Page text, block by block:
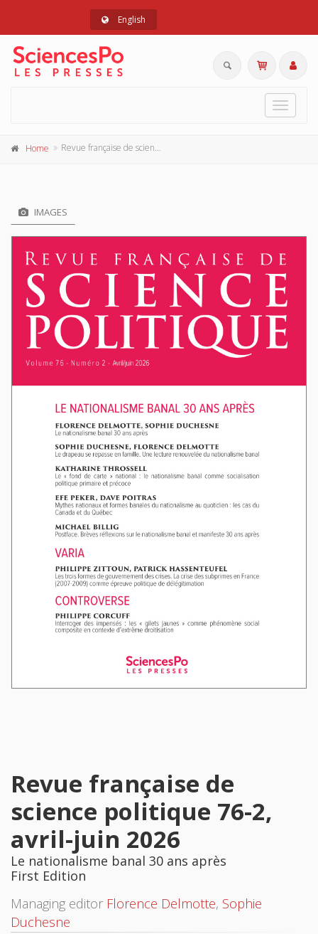
English
Toggle
Home Revue française de science politique 76-2, avril-juin 2026
IMAGES
Revue française de
science politique 76-2,
avril-juin 2026
Le nationalisme banal 30 ans après
First Edition
Managing editor Florence Delmotte, Sophie
Duchesne